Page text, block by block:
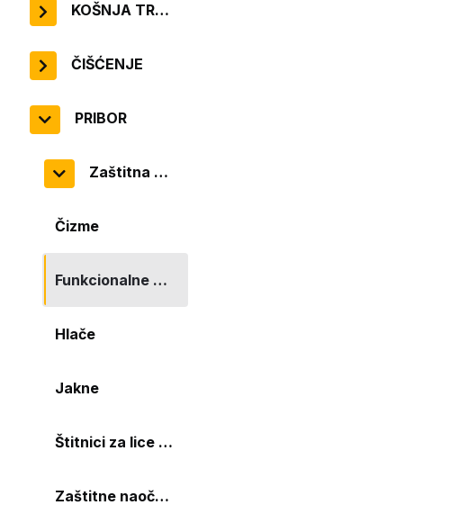
KOŠNJA TRAVNJAKA
ČIŠĆENJE
PRIBOR
Zaštitna oprema
Čizme
Funkcionalne majice
Hlače
Jakne
Štitnici za lice glavu i sluh
Zaštitne naočale